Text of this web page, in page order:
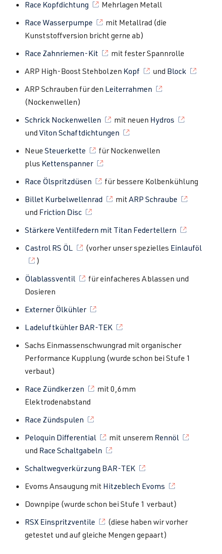
Race Kopfdichtung
Mehrlagen Metall
Race Wasserpumpe
mit Metallrad (die
Kunststoffversion bricht gerne ab)
Race Zahnriemen-Kit
mit fester Spannrolle
ARP High-Boost Stehbolzen Kopf und Block
ARP Schrauben für den Leiterrahmen
(Nockenwellen)
Schrick Nockenwellen
mit neuen Hydros
undViton Schaftdichtungen
NeueSteuerkette
für Nockenwellen
plus Kettenspanner
Race Ölspritzdüsen
für bessere Kolbenkühlung
Billet Kurbelwellenrad
mitARP Schraube
und Friction Disc
Stärkere Ventilfedern mit Titan Federtellern
Castrol RS ÖL
(vorher unser spezielles Einlauföl
)
Ölablassventil
für einfacheres Ablassen und
Dosieren
Externer Ölkühler
Ladeluftkühler BAR-TEK
Sachs Einmassenschwungrad mit organischer
Performance Kupplung (wurde schon bei Stufe 1
verbaut)
Race Zündkerzen
mit 0,6mm
Elektrodenabstand
Race Zündspulen
Peloquin Differential
mit unserem Rennöl
und Race Schaltgabeln
Schaltwegverkürzung BAR-TEK
Evoms Ansaugung mit Hitzeblech Evoms
Downpipe (wurde schon bei Stufe 1 verbaut)
RSX Einspritzventile
(diese haben wir vorher
getestet und auf gleiche Mengen gepaart)